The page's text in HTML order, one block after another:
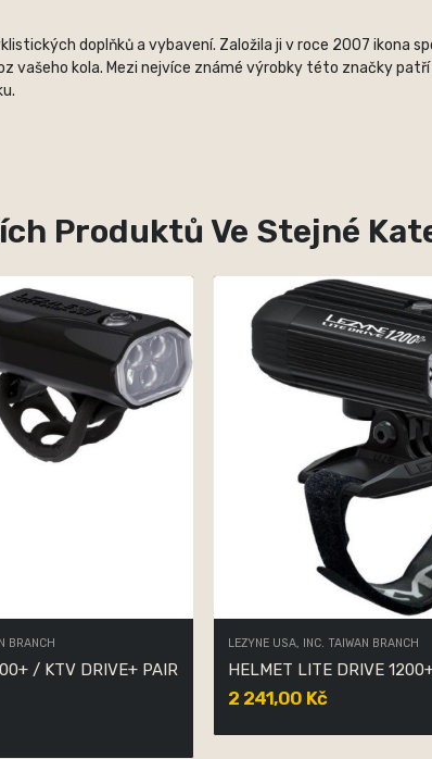
doplňků a vybavení. Založila ji v roce 2007 ikona
kola. Mezi nejvíce známé výrobky této značky
Produktů Ve Stejné
BRANCH
PAIR
LEZYNE USA, INC. TAIWAN BRANCH
HELMET LITE DRIVE
2 241,00 Kč